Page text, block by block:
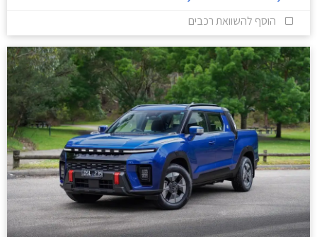
הוסף להשוואת רכבים